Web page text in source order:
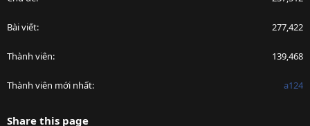
Bài viết 277,422
Thành viên 139,468
Thành viên mới nhất a124
Share this page